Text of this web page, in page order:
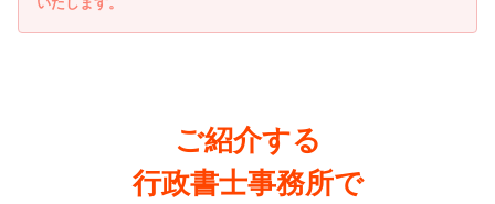
ご紹介する
行政書士事務所で